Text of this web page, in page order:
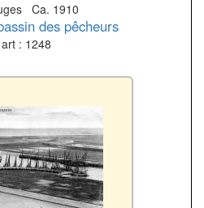
Ca. 1910
des pêcheurs
art : 1248